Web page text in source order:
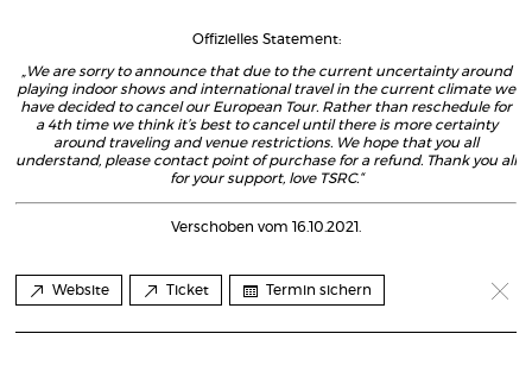
Offizielles Statement:
„We are sorry to announce that due to the current uncertainty around
playing indoor shows and international travel in the current climate we
have decided to cancel our European Tour. Rather than reschedule for
a 4th time we think it’s best to cancel until there is more certainty
around traveling and venue restrictions. We hope that you all
understand, please contact point of purchase for a refund. Thank you all
for your support, love TSRC.“
Verschoben vom 16.10.2021.
Website Ticket Termin sichern